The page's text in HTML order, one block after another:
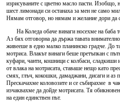
изрисуваните с цветно масло пасти. Изобщо,
шест лимонади си останаха за мен не само
Нямам отговор, но нямам и желание дори да
На Коледа обаче винаги носехме на баба
Аз бях отговорна да държа тавата
живееше в едно малко планинско градче. До
мотриса. Влакът винаги беше претъпкан с
куфари, чанти, кошници с колбаси, сладкиши
от влака на мотрисата, ставаше нещо като
смях, глъч, кокошки, дамаджани, дисаги и аз
Прескачахме коловозите и се събирахме в
изчаквахме да дойде мотрисата. Тя
на един единствен път.